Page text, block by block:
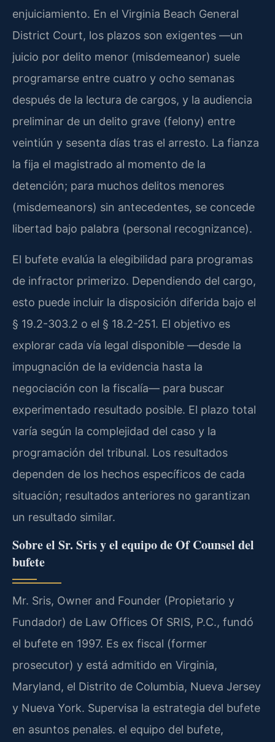
enjuiciamiento. En el Virginia Beach General
District Court, los plazos son exigentes —un
juicio por delito menor (misdemeanor) suele
programarse entre cuatro y ocho semanas
después de la lectura de cargos, y la audiencia
preliminar de un delito grave (felony) entre
veintiún y sesenta días tras el arresto. La fianza
la fija el magistrado al momento de la
detención; para muchos delitos menores
(misdemeanors) sin antecedentes, se concede
libertad bajo palabra (personal recognizance).
El bufete evalúa la elegibilidad para programas
de infractor primerizo. Dependiendo del cargo,
esto puede incluir la disposición diferida bajo el
§ 19.2-303.2 o el § 18.2-251. El objetivo es
explorar cada vía legal disponible —desde la
impugnación de la evidencia hasta la
negociación con la fiscalía— para buscar
experimentado resultado posible. El plazo total
varía según la complejidad del caso y la
programación del tribunal. Los resultados
dependen de los hechos específicos de cada
situación; resultados anteriores no garantizan
un resultado similar.
Sobre el Sr. Sris y el equipo de Of Counsel del
bufete
Mr. Sris, Owner and Founder (Propietario y
Fundador) de Law Offices Of SRIS, P.C., fundó
el bufete en 1997. Es ex fiscal (former
prosecutor) y está admitido en Virginia,
Maryland, el Distrito de Columbia, Nueva Jersey
y Nueva York. Supervisa la estrategia del bufete
en asuntos penales. el equipo del bufete,